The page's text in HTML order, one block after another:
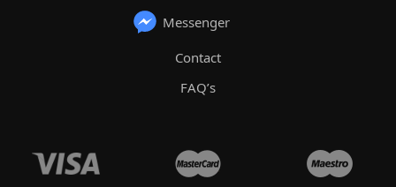
Messenger
Contact
FAQ’s